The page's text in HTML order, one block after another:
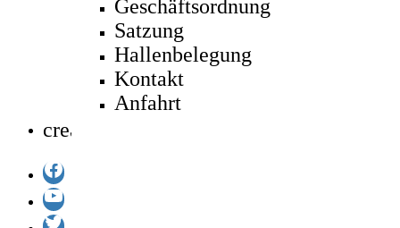
Geschäftsordnung
Satzung
Hallenbelegung
Kontakt
Anfahrt
create
Facebook
YouTube
Twitter